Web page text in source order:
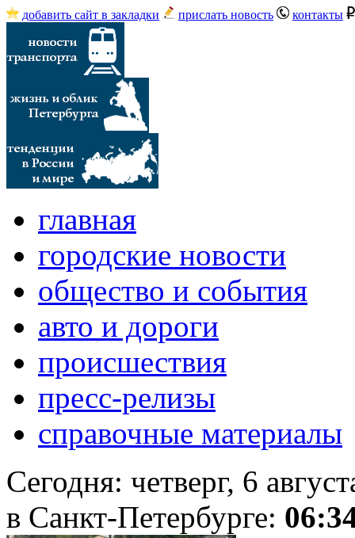
добавить сайт в закладки прислать новость контакты
главная
городские новости
общество и события
авто и дороги
происшествия
пресс-релизы
справочные материалы
Сегодня: четверг, 6
в Санкт-Петербурге: